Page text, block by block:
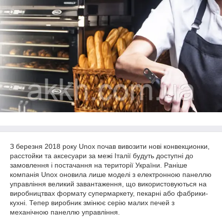
З березня 2018 року Unox почав вивозити нові конвекционки,
расстойки та аксесуари за межі Італії будуть доступні до
замовлення і постачання на території України. Раніше
компанія Unox оновила лише моделі з електронною панеллю
управління великий завантаження, що використовуються на
виробництвах формату супермаркету, пекарні або фабрики-
кухні. Тепер виробник змінює серію малих печей з
механічною панеллю управління.